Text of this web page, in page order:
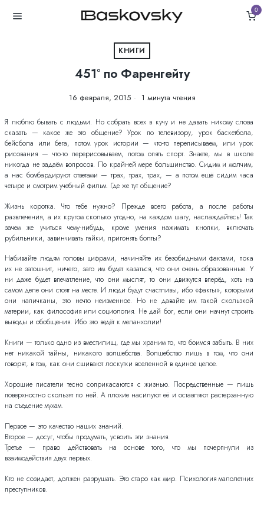
0
КНИГИ
451° по Фаренгейту
16 февраля, 2015 1 минута чтения
Я люблю бывать с людьми. Но собрать всех в кучу и не давать никому слова
сказать — какое же это общение? Урок по телевизору, урок баскетбола,
бейсбола или бега, потом урок истории — что-то переписываем, или урок
рисования — что-то перерисовываем, потом опять спорт. Знаете, мы в школе
никогда не задаём вопросов. По крайней мере большинство. Сидим и молчим,
а нас бомбардируют ответами — трах, трах, трах, — а потом ещё сидим часа
четыре и смотрим учебный фильм. Где же тут общение?
Жизнь коротка. Что тебе нужно? Прежде всего работа, а после работы
развлечения, а их кругом сколько угодно, на каждом шагу, наслаждайтесь! Так
зачем же учиться чему-нибудь, кроме умения нажимать кнопки, включать
рубильники, завинчивать гайки, пригонять болты?
Набивайте людям головы цифрами, начиняйте их безобидными фактами, пока
их не затошнит, ничего, зато им будет казаться, что они очень образованные. У
ни даже будет впечатление, что они мыслят, то они движутся вперёд, хоть на
самом деле они стоят на месте. И люди будут счастливы, ибо «факты», которыми
они напичканы, это нечто неизменное. Но не давайте им такой скользкой
материи, как философия или социология. Не дай бог, если они начнут строить
выводы и обобщения. Ибо это ведёт к меланхолии!
Книги — только одно из вместилищ, где мы храним то, что боимся забыть. В них
нет никакой тайны, никакого волшебства. Волшебство лишь в том, что они
говорят, в том, как они сшивают лоскутки вселенной в единое целое.
Хорошие писатели тесно соприкасаются с жизнью. Посредственные — лишь
поверхностно скользят по ней. А плохие насилуют её и оставляют растерзанную
на съедение мухам.
Первое — это качество наших знаний.
Второе — досуг, чтобы продумать, усвоить эти знания.
Третье — право действовать на основе того, что мы почерпнули из
взаимодействия двух первых.
Кто не созидает, должен разрушать. Это старо как мир. Психология малолетних
преступников.